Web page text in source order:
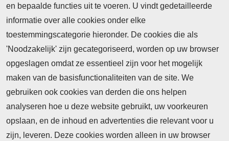
en bepaalde functies uit te voeren. U vindt gedetailleerde
informatie over alle cookies onder elke
toestemmingscategorie hieronder. De cookies die als
'Noodzakelijk' zijn gecategoriseerd, worden op uw browser
opgeslagen omdat ze essentieel zijn voor het mogelijk
maken van de basisfunctionaliteiten van de site. We
gebruiken ook cookies van derden die ons helpen
analyseren hoe u deze website gebruikt, uw voorkeuren
opslaan, en de inhoud en advertenties die relevant voor u
zijn, leveren. Deze cookies worden alleen in uw browser
Nieuws